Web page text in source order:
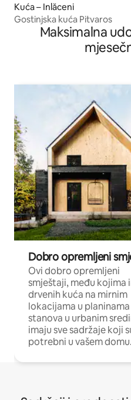
Kuća – Inlăceni
Gostinjska kuća Pitvaros
Maksimalna
Dobro opremljeni
Ovi dobro opremljeni
smještaji, među kojima
drvenih kuća na mirnim
lokacijama u planinama
stanova u urbanim
imaju sve sadržaje koji
potrebni u vašem domu.